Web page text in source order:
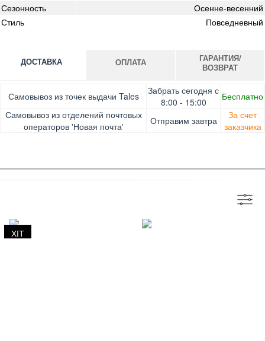
Сезонность
Осенне-весенний
Стиль
Повседневный
ДОСТАВКА
Самовывоз из точек выдачи Tales
Забрать сегодня с
8:00 - 15:00
Бесплатно
Самовывоз из отделений почтовых
операторов 'Новая почта'
Отправим завтра
За счет
заказчика
ОПЛАТА
Оплата при получении товара, Картой онлайн, Google
Pay, Безналичными для юридических лиц, Безналичными
для физических лиц, Apple Pay, Mastercard, Visa
ГАРАНТИЯ/
ВОЗВРАТ
Гарантия. Обмен/возврат товара в течение 14 дней.
Доставка за счет заказчика
ХІТ